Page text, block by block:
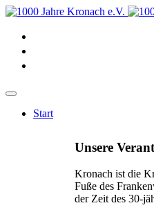
Start
Unsere
Kronach ist die
Fuße des
der Zeit des 30-